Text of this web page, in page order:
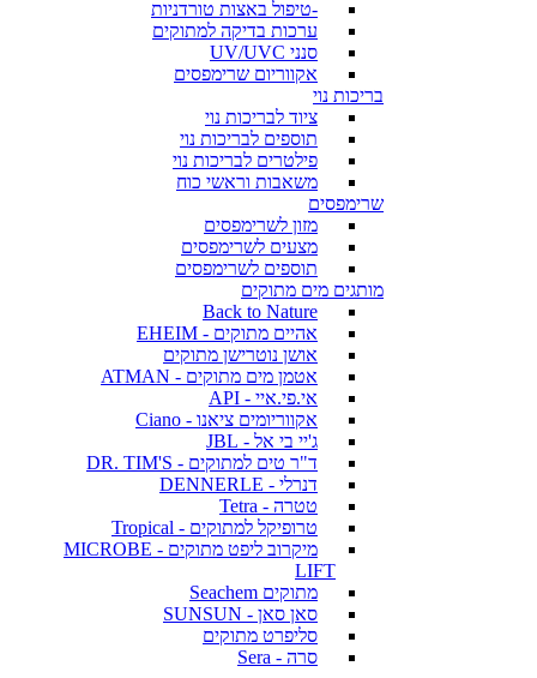
-טיפול באצות טורדניות
ערכות בדיקה למתוקים
סנני UV/UVC
אקווריום שרימפסים
בריכות נוי
ציוד לבריכות נוי
תוספים לבריכות נוי
פילטרים לבריכות נוי
משאבות וראשי כוח
שרימפסים
מזון לשרימפסים
מצעים לשרימפסים
תוספים לשרימפסים
מותגים מים מתוקים
Back to Nature
אהיים מתוקים - EHEIM
אושן נוטרישן מתוקים
אטמן מים מתוקים - ATMAN
אי.פי.איי - API
אקווריומים ציאנו - Ciano
ג'יי בי אל - JBL
ד"ר טים למתוקים - DR. TIM'S
דנרלי - DENNERLE
טטרה - Tetra
טרופיקל למתוקים - Tropical
מיקרוב ליפט מתוקים - MICROBE
LIFT
מתוקים Seachem
סאן סאן - SUNSUN
סליפרט מתוקים
סרה - Sera